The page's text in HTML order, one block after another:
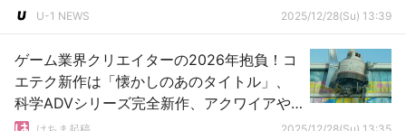
U-1 NEWS 2025/12/28(Su) 13:39
ゲーム業界クリエイターの2026年抱負！コ
エテク新作は「懐かしのあのタイトル」、
科学ADVシリーズ完全新作、アクワイアや
CC2も新作発表予定などなど